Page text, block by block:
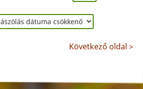
Következő oldal >